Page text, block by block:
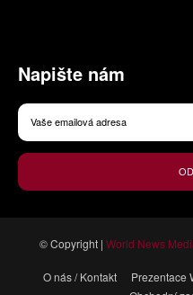
Napište nám
© Copyright | World News
O nás / Kontakt Prezentace